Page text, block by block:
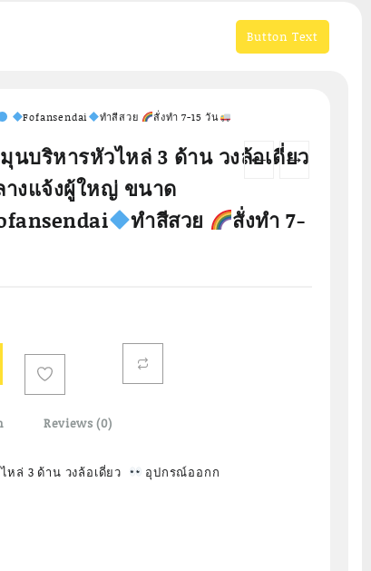
Button Text
Fofansendai ทำสีสวย สั่งทำ 7-15 วัน
← →
บริหารหัวไหล่ 3 ด้าน วงล้อเดี่ยว
งแจ้งผู้ใหญ่ ขนาด
ทำสีสวย
สั่งทำ 7-
Reviews (0)
ล่ 3 ด้าน วงล้อเดี่ยว อุปกรณ์ออกก